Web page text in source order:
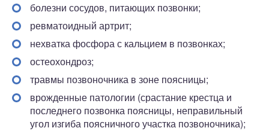
болезни сосудов, питающих позвонки;
ревматоидный артрит;
нехватка фосфора с кальцием в позвонках;
остеохондроз;
травмы позвоночника в зоне поясницы;
врожденные патологии (срастание крестца и
последнего позвонка поясницы, неправильный
угол изгиба поясничного участка позвоночника);